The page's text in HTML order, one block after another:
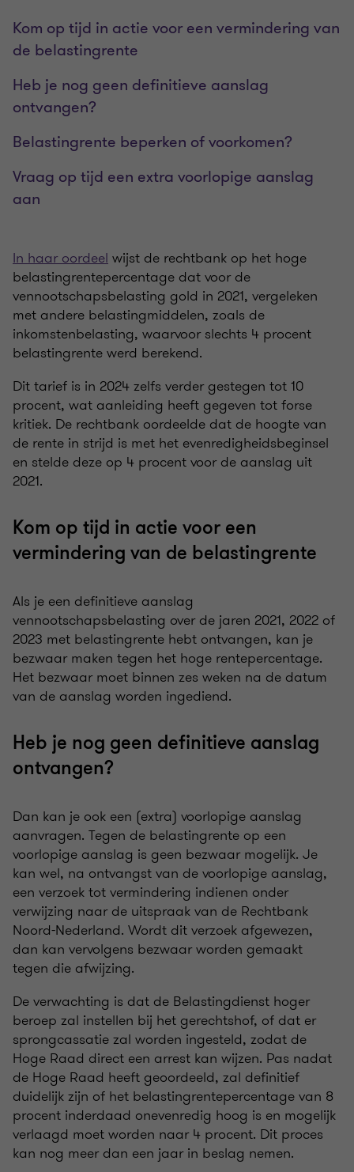
Kom op tijd in actie voor een vermindering van
de belastingrente
Heb je nog geen definitieve aanslag
ontvangen?
Belastingrente beperken of voorkomen?
Vraag op tijd een extra voorlopige aanslag
aan
In haar oordeel wijst de rechtbank op het hoge
belastingrentepercentage dat voor de
vennootschapsbelasting gold in 2021, vergeleken
met andere belastingmiddelen, zoals de
inkomstenbelasting, waarvoor slechts 4 procent
belastingrente werd berekend.
Dit tarief is in 2024 zelfs verder gestegen tot 10
procent, wat aanleiding heeft gegeven tot forse
kritiek. De rechtbank oordeelde dat de hoogte van
de rente in strijd is met het evenredigheidsbeginsel
en stelde deze op 4 procent voor de aanslag uit
2021.
Kom op tijd in actie voor een
vermindering van de belastingrente
Als je een definitieve aanslag
vennootschapsbelasting over de jaren 2021, 2022 of
2023 met belastingrente hebt ontvangen, kan je
bezwaar maken tegen het hoge rentepercentage.
Het bezwaar moet binnen zes weken na de datum
van de aanslag worden ingediend.
Heb je nog geen definitieve aanslag
ontvangen?
Dan kan je ook een (extra) voorlopige aanslag
aanvragen. Tegen de belastingrente op een
voorlopige aanslag is geen bezwaar mogelijk. Je
kan wel, na ontvangst van de voorlopige aanslag,
een verzoek tot vermindering indienen onder
verwijzing naar de uitspraak van de Rechtbank
Noord-Nederland. Wordt dit verzoek afgewezen,
dan kan vervolgens bezwaar worden gemaakt
tegen die afwijzing.
De verwachting is dat de Belastingdienst hoger
beroep zal instellen bij het gerechtshof, of dat er
sprongcassatie zal worden ingesteld, zodat de
Hoge Raad direct een arrest kan wijzen. Pas nadat
de Hoge Raad heeft geoordeeld, zal definitief
duidelijk zijn of het belastingrentepercentage van 8
procent inderdaad onevenredig hoog is en mogelijk
verlaagd moet worden naar 4 procent. Dit proces
kan nog meer dan een jaar in beslag nemen.